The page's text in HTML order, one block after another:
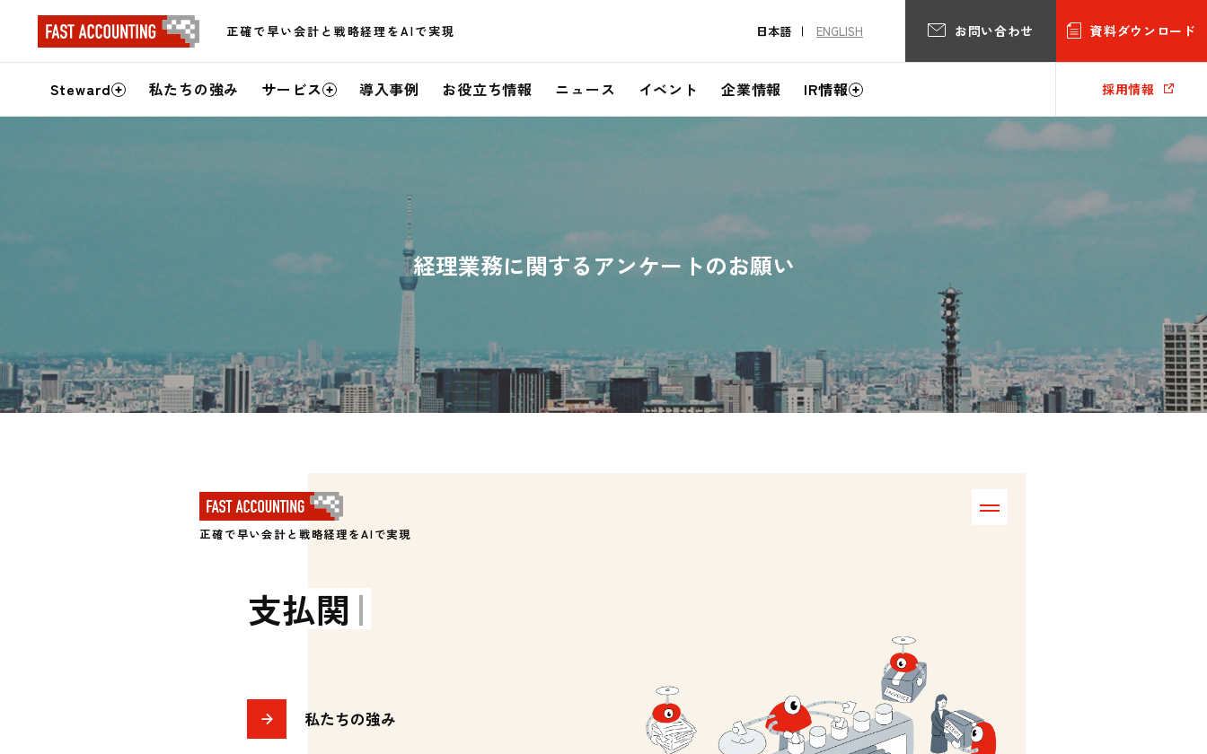
正確で早い会計と戦略経理をAIで実現 日本語 ENGLISH お問い合わせ 資料ダウンロード
サ
イ
ー
Steward 私たちの強み サービス 導入事例 お役立ち情報 ニュース イベント 企業情報 IR情報 採用情報
経理業務に関するアンケートのお願い